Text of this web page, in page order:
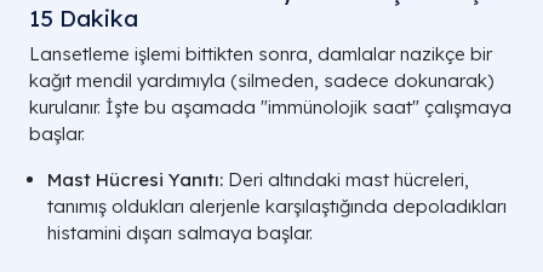
15 Dakika
Lansetleme işlemi bittikten sonra, damlalar nazikçe bir
kağıt mendil yardımıyla (silmeden, sadece dokunarak)
kurulanır. İşte bu aşamada "immünolojik saat" çalışmaya
başlar.
Mast Hücresi Yanıtı: Deri altındaki mast hücreleri,
tanımış oldukları alerjenle karşılaştığında depoladıkları
histamini dışarı salmaya başlar.